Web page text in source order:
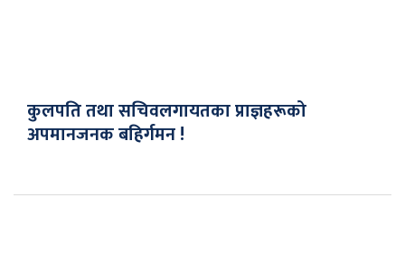
कुलपति तथा सचिवलगायतका प्राज्ञहरूको
अपमानजनक बहिर्गमन !